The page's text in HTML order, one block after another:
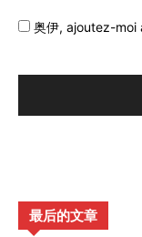
奥伊, ajoutez-moi
最后的文章